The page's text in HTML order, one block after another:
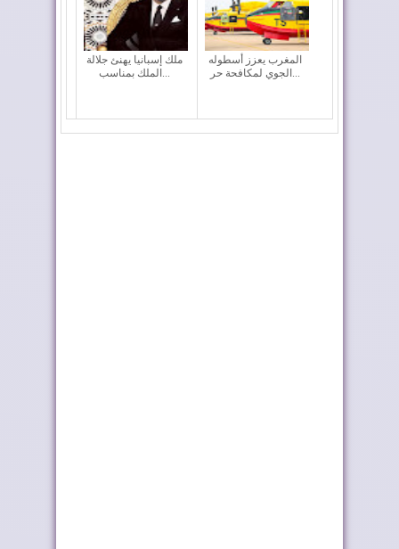
ملك إسبانيا يهنئ جلالة
الملك بمناسب...
المغرب يعزز أسطوله
الجوي لمكافحة حر...